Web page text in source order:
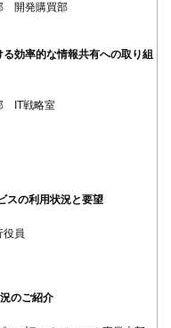
開発購買部
る効率的な情報共有への取り組
IT戦略室
スの利用状況と要望
員
のご紹介